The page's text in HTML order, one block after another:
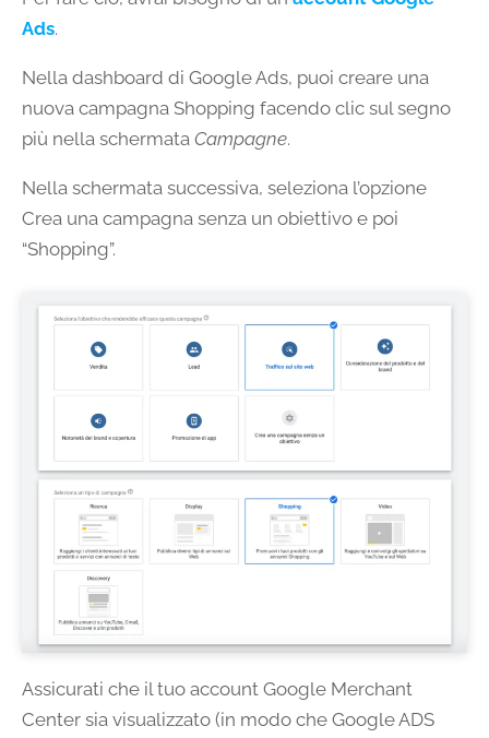
Ads.
Nella dashboard di Google Ads, puoi creare una
nuova campagna Shopping facendo clic sul segno
più nella schermata Campagne.
Nella schermata successiva, seleziona l’opzione
Crea una campagna senza un obiettivo e poi
“Shopping”.
Assicurati che il tuo account Google Merchant
Center sia visualizzato (in modo che Google ADS